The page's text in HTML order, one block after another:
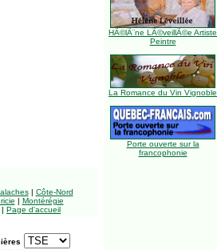
HÃ©lÃ¨ne LÃ©veillÃ©e Artiste
Peintre
La Romance du Vin Vignoble
Porte ouverte sur la
francophonie
| Côte-Nord
| Montérégie
| Page d'accueil